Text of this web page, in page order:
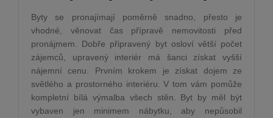
Byty se pronajímají poměrně snadno, přesto je
vhodné, věnovat čas přípravě nemovitosti před
pronájmem. Dobře připravený byt osloví větší počet
zájemců, upravený interiér má šanci získat vyšší
nájemní cenu. Prvním krokem je získat dojem ze
světlého a prostorného interiéru. V tom vám pomůže
kompletní bílá výmalba všech stěn. Byt by měl být
vybaven jen minimem nábytku, aby nepůsobil